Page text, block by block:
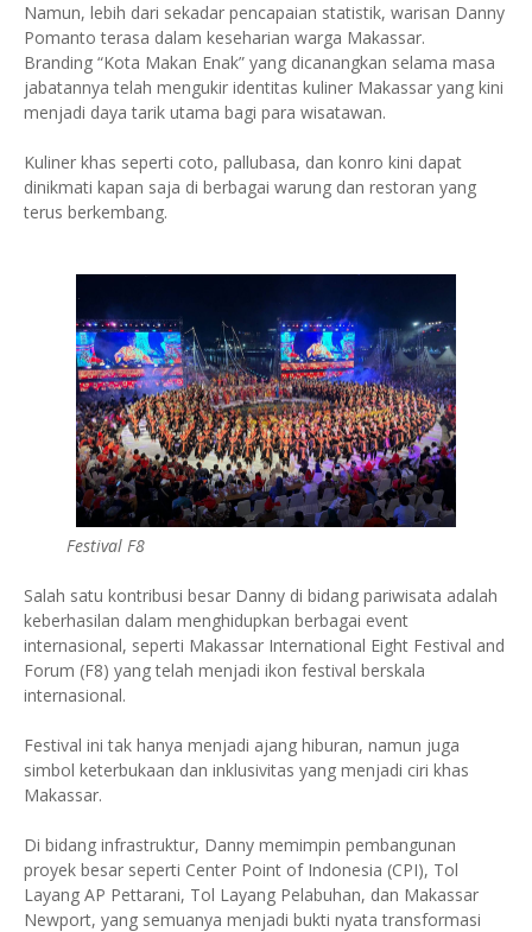
Namun, lebih dari sekadar pencapaian statistik, warisan Danny
Pomanto terasa dalam keseharian warga Makassar.
Branding “Kota Makan Enak” yang dicanangkan selama masa
jabatannya telah mengukir identitas kuliner Makassar yang kini
menjadi daya tarik utama bagi para wisatawan.
Kuliner khas seperti coto, pallubasa, dan konro kini dapat
dinikmati kapan saja di berbagai warung dan restoran yang
terus berkembang.
Festival F8
Salah satu kontribusi besar Danny di bidang pariwisata adalah
keberhasilan dalam menghidupkan berbagai event
internasional, seperti Makassar International Eight Festival and
Forum (F8) yang telah menjadi ikon festival berskala
internasional.
Festival ini tak hanya menjadi ajang hiburan, namun juga
simbol keterbukaan dan inklusivitas yang menjadi ciri khas
Makassar.
Di bidang infrastruktur, Danny memimpin pembangunan
proyek besar seperti Center Point of Indonesia (CPI), Tol
Layang AP Pettarani, Tol Layang Pelabuhan, dan Makassar
Newport, yang semuanya menjadi bukti nyata transformasi